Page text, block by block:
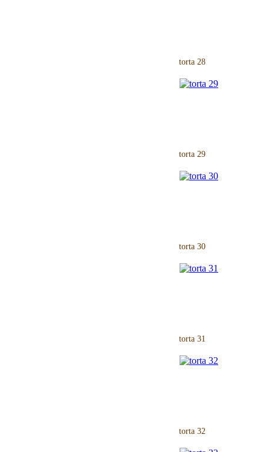
torta 28
torta 29
torta 30
torta 31
torta 32